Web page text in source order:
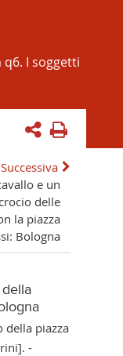
I soggetti
Successiva
e un
delle
la piazza
Bologna
della piazza
-